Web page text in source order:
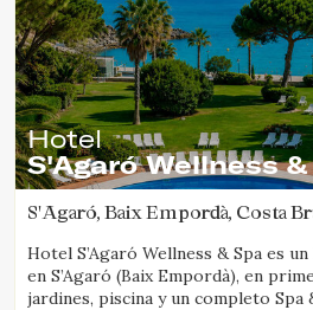
Hotel
S'Agaró Wellness
S'Agaró, Baix Empordà, Costa
Hotel S’Agaró Wellness & Spa es
en S’Agaró (Baix Empordà), en
jardines, piscina y un completo Spa